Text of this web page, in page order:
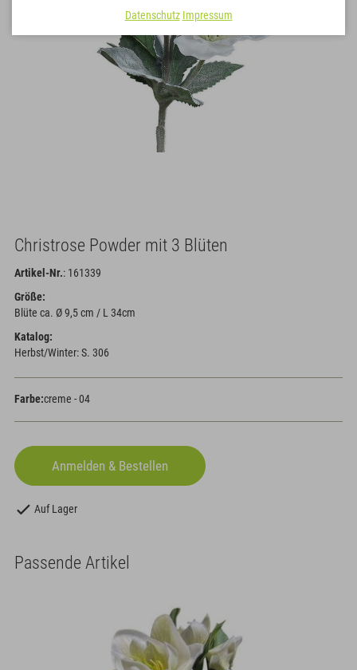
Christrose Powder mit 3 Blüten
Artikel-Nr.: 161339
Größe:
Blüte ca. Ø 9,5 cm / L 34cm
Katalog:
Herbst/Winter: S. 306
Farbe:creme - 04
Auf Lager
Passende Artikel
Datenschutz Impressum